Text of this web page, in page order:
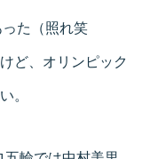
た（照れ笑
ど、オリンピック
。